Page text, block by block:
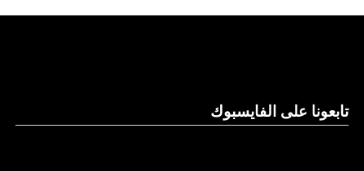
تابعونا على الفايسبوك